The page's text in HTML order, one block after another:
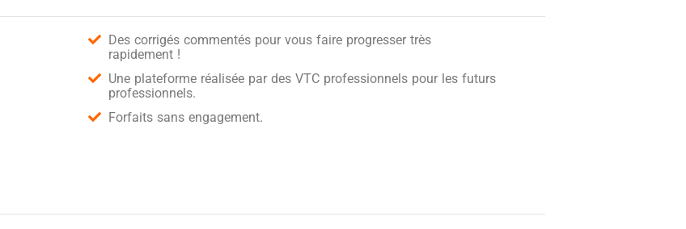
Des corrigés commentés pour vous faire progresser très
rapidement !
Une plateforme réalisée par des VTC professionnels pour les futurs
professionnels.
Forfaits sans engagement.